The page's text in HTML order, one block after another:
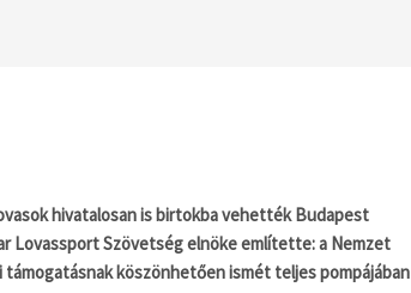
hivatalosan is birtokba vehették Budapest
Lovassport Szövetség elnöke említette: a Nemzet
köszönhetően ismét teljes pompájában